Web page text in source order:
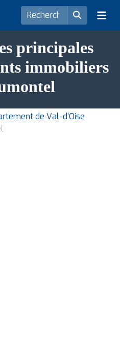
principales
immobiliers
de Val-d'Oise